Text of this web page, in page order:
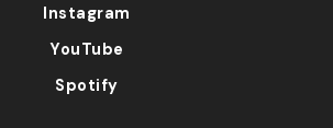
Instagram
YouTube
Spotify